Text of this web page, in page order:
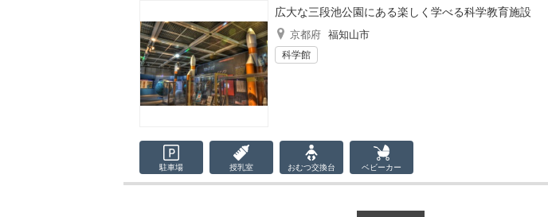
広大な三段池公園にある楽しく学べる科学教育施設
京都府 福知山市
科学館
駐車場 授乳室 おむつ交換台 ベビーカー